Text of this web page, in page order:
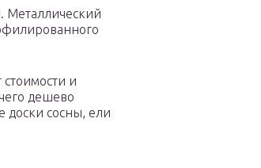
Металлический
и
дешево
доски сосны, ели